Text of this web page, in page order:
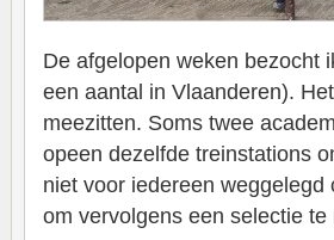
De afgelopen weken bezocht
een aantal in Vlaanderen).
meezitten. Soms twee
opeen dezelfde treinstations
niet voor iedereen
om vervolgens een selectie